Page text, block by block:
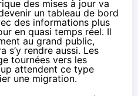
des mises à jour va
un tableau de bord
des informations plus
en quasi temps réel. Il
au grand public,
s’y rendre aussi. Les
tournées vers les
attendent ce type
une migration.